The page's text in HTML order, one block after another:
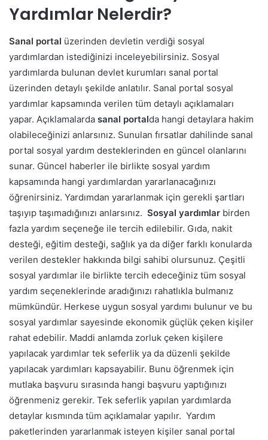
Yardımlar Nelerdir?
Sanal portal üzerinden devletin verdiği sosyal
yardımlardan istediğinizi inceleyebilirsiniz. Sosyal
yardımlarda bulunan devlet kurumları sanal portal
üzerinden detaylı şekilde anlatılır. Sanal portal sosyal
yardımlar kapsamında verilen tüm detaylı açıklamaları
yapar. Açıklamalarda sanal portalda hangi detaylara hakim
olabileceğinizi anlarsınız. Sunulan fırsatlar dahilinde sanal
portal sosyal yardım desteklerinden en güncel olanlarını
sunar. Güncel haberler ile birlikte sosyal yardım
kapsamında hangi yardımlardan yararlanacağınızı
öğrenirsiniz. Yardımdan yararlanmak için gerekli şartları
taşıyıp taşımadığınızı anlarsınız. Sosyal yardımlar birden
fazla yardım seçeneğe ile tercih edilebilir. Gıda, nakit
desteği, eğitim desteği, sağlık ya da diğer farklı konularda
verilen destekler hakkında bilgi sahibi olursunuz. Çeşitli
sosyal yardımlar ile birlikte tercih edeceğiniz tüm sosyal
yardım seçeneklerinde aradığınızı rahatlıkla bulmanız
mümkündür. Herkese uygun sosyal yardımı bulunur ve bu
sosyal yardımlar sayesinde ekonomik güçlük çeken kişiler
rahat edebilir. Maddi anlamda zorluk çeken kişilere
yapılacak yardımlar tek seferlik ya da düzenli şekilde
yapılacak yardımları kapsayabilir. Bunu öğrenmek için
mutlaka başvuru sırasında hangi başvuru yaptığınızı
öğrenmeniz gerekir. Tek seferlik yapılan yardımlarda
detaylar kısmında tüm açıklamalar yapılır. Yardım
paketlerinden yararlanmak isteyen kişiler sanal portal